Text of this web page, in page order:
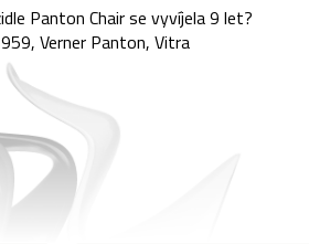
Panton Chair se vyvíjela 9 let?
Verner Panton, Vitra